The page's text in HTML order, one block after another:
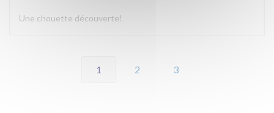
Une chouette découverte!
1 2 3